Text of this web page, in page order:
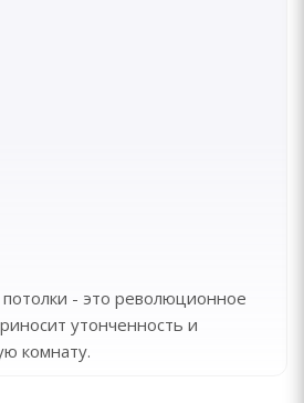
- это революционное
утонченность и
комнату.